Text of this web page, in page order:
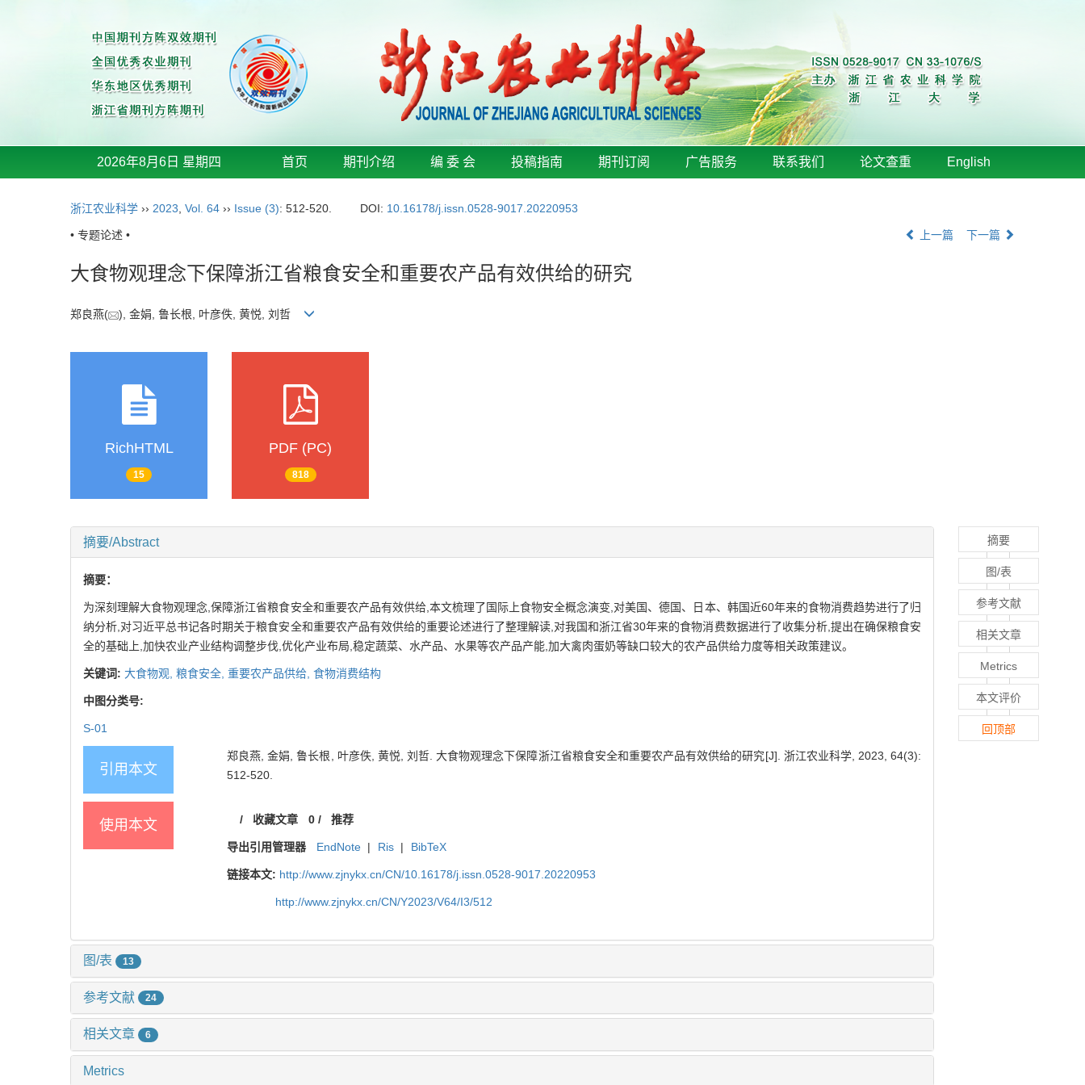
2026年8月6日 星期四 首页 期刊介绍 编 委 会 投稿指南 期刊订阅 广告服务 联系我们 论文查重 English
浙江农业科学 ›› 2023 Vol. 64 ›› Issue (3): 512-520. DOI: 10.16178/j.issn.0528-9017.20220953
• 专题论述 • 上一篇 下一篇
大食物观理念下保障浙江省粮食安全和重要农产品有效供给的研究
郑良燕( ), 金娟, 鲁长根, 叶彦佚, 黄悦, 刘哲
RichHTML
15
PDF (PC)
818
摘要/Abstract
摘要：
为深刻理解大食物观理念,保障浙江省粮食安全和重要农产品有效供给,本文梳理了国际上食物安全概念演变,对美国、德国、日本、韩国近60年来的食物消费趋势进行了归
纳分析,对习近平总书记各时期关于粮食安全和重要农产品有效供给的重要论述进行了整理解读,对我国和浙江省30年来的食物消费数据进行了收集分析,提出在确保粮食安
全的基础上,加快农业产业结构调整步伐,优化产业布局,稳定蔬菜、水产品、水果等农产品产能,加大禽肉蛋奶等缺口较大的农产品供给力度等相关政策建议。
关键词: 大食物观, 粮食安全, 重要农产品供给, 食物消费结构
中图分类号:
S-01
引用本文
郑良燕, 金娟, 鲁长根, 叶彦佚, 黄悦, 刘哲. 大食物观理念下保障浙江省粮食安全和重要农产品有效供给的研究[J]. 浙江农业科学, 2023, 64(3):
512-520.
使用本文 / 收藏文章 0/ 推荐
导出引用管理器 EndNote | Ris | BibTeX
链接本文: http://www.zjnykx.cn/CN/10.16178/j.issn.0528-9017.20220953
http://www.zjnykx.cn/CN/Y2023/V64/I3/512
图/表 13
参考文献 24
相关文章 6
Metrics
摘要
图/表
参考文献
相关文章
Metrics
本文评价
回顶部